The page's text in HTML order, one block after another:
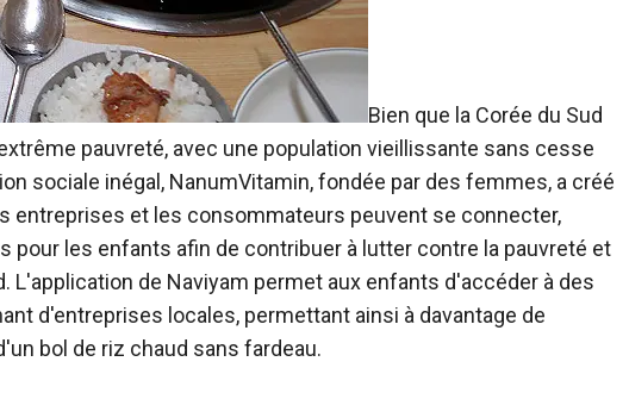
Bien que la Corée du Sud
pauvreté, avec une population vieillissante sans cesse
sociale inégal, NanumVitamin, fondée par des femmes, a créé
entreprises et les consommateurs peuvent se connecter,
pour les enfants afin de contribuer à lutter contre la pauvreté et
L'application de Naviyam permet aux enfants d'accéder à des
d'entreprises locales, permettant ainsi à davantage de
bol de riz chaud sans fardeau.